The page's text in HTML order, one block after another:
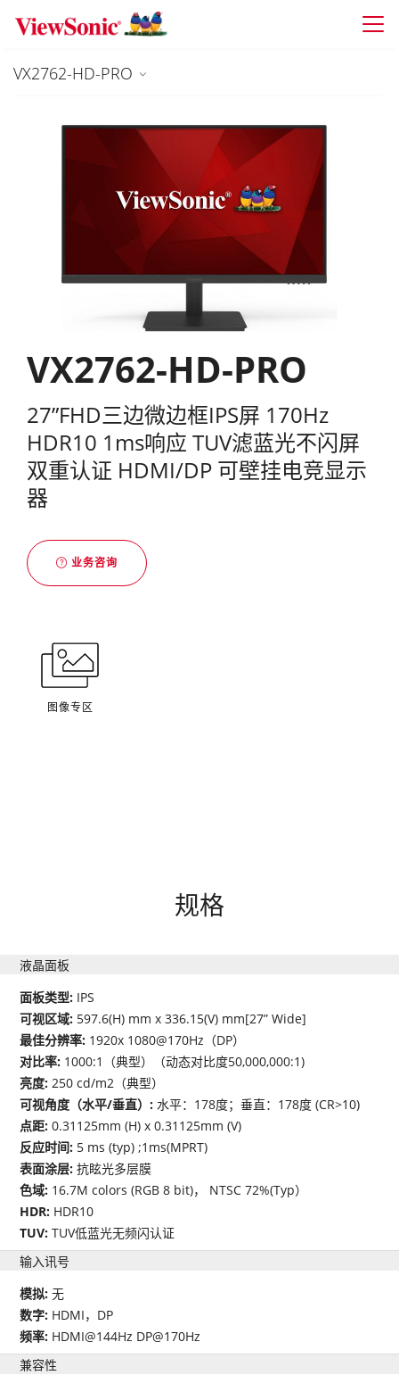
Skip to main content
VX2762-HD-PRO
VX2762-HD-PRO
27”FHD三边微边框IPS屏 170Hz
HDR10 1ms响应 TUV滤蓝光不闪屏
双重认证 HDMI/DP 可壁挂电竞显示
器
业务咨询
图像专区
规格
液晶面板
面板类型: IPS
可视区域: 597.6(H) mm x 336.15(V) mm[27” Wide]
最佳分辨率: 1920x 1080@170Hz（DP）
对比率: 1000:1（典型）（动态对比度50,000,000:1)
亮度:250 cd/m2（典型）
可视角度（水平/垂直）:水平：178度；垂直：178度 (CR>10)
点距:0.31125mm (H) x 0.31125mm (V)
反应时间: 5 ms (typ) ;1ms(MPRT)
表面涂层:抗眩光多层膜
色域: 16.7M colors (RGB 8 bit)， NTSC 72%(Typ）
HDR: HDR10
TUV:TUV低蓝光无频闪认证
输入讯号
模拟:无
数字: HDMI，DP
频率: HDMI@144Hz DP@170Hz
兼容性